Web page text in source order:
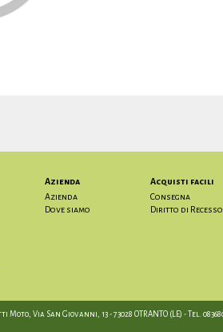
Azienda
Azienda
Dove siamo
Acquisti facili
Consegna
Diritto di Recesso
Via San Giovanni, 13 - 73028 OTRANTO (LE) - Tel.